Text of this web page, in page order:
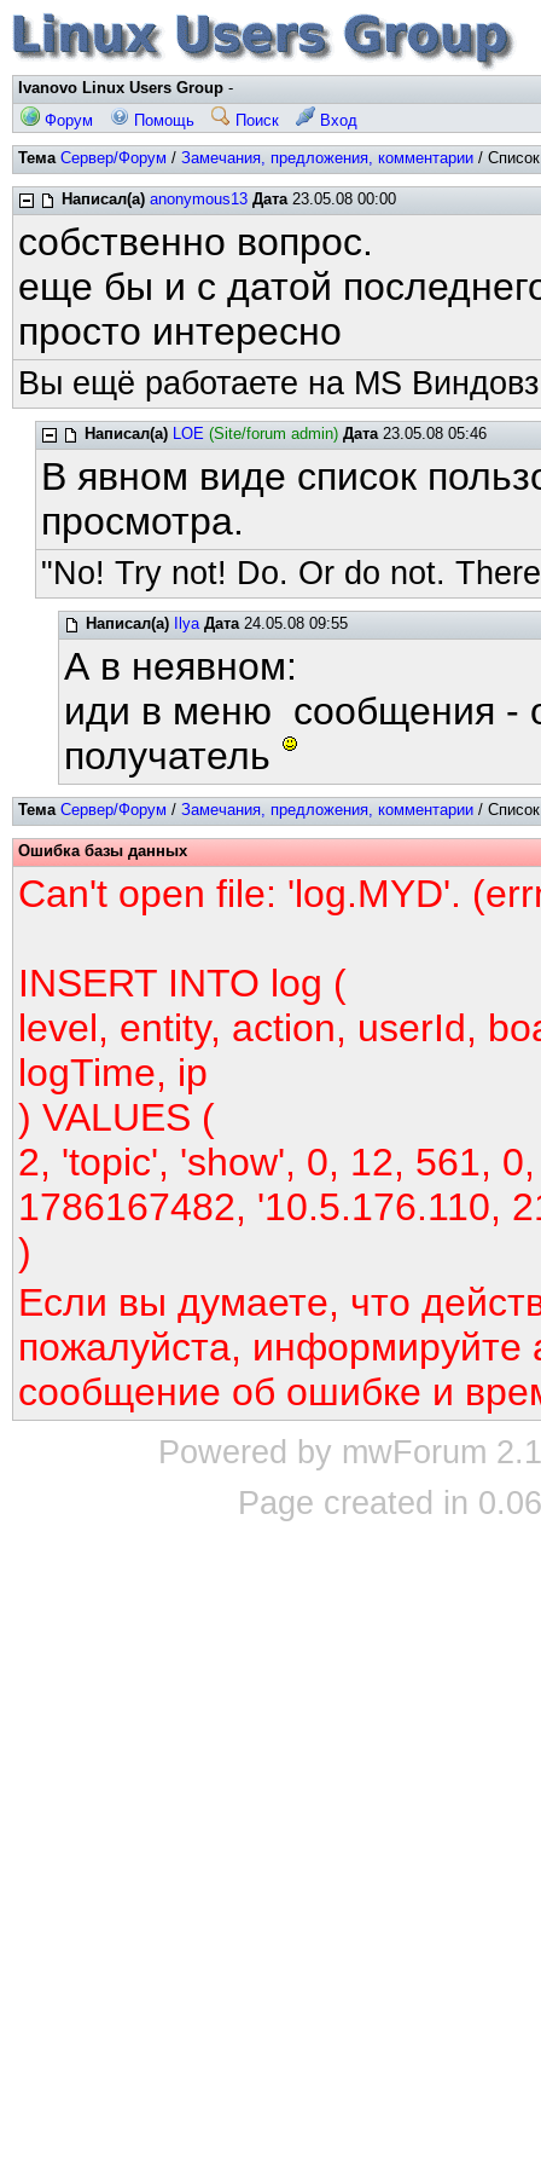
Ivanovo Linux Users Group -
Форум
Помощь Поиск Вход
Тема Сервер/Форум / Замечания, предложения, комментарии /
Написал(а) anonymous13 Дата23.05.08 00:00
собственно вопрос.
еще бы и с датой
просто интересно
Вы ещё работаете на MS
Написал(а) LOE (Site/forum admin) Дата23.05.08 05:46
В явном виде список
просмотра.
"No! Try not! Do. Or do not.
Написал(а) Ilya Дата24.05.08 09:55
А в неявном:
иди в меню сообщения -
получатель
Тема Сервер/Форум / Замечания, предложения, комментарии /
Ошибка базы данных
Can't open file: 'log.MYD'.
INSERT INTO log (
level, entity, action, userId,
logTime, ip
) VALUES (
2, 'topic', 'show', 0, 12, 561,
1786167482, '10.5.176.110,
)
Если вы думаете, что
пожалуйста, информируйте
сообщение об ошибке и
Powered by mwForum
Page created in